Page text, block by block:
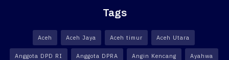
Tags
Aceh Aceh Jaya Aceh timur Aceh Utara
Anggota DPD RI Anggota DPRA Angin Kencang Ayahwa